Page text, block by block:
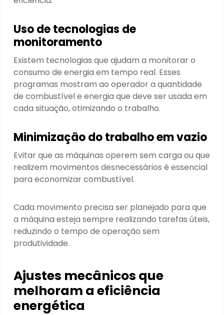
Uso de tecnologias de
monitoramento
Existem tecnologias que ajudam a monitorar o
consumo de energia em tempo real. Esses
programas mostram ao operador a quantidade
de combustível e energia que deve ser usada em
cada situação, otimizando o trabalho.
Minimização do trabalho em vazio
Evitar que as máquinas operem sem carga ou que
realizem movimentos desnecessários é essencial
para economizar combustível.
Cada movimento precisa ser planejado para que
a máquina esteja sempre realizando tarefas úteis,
reduzindo o tempo de operação sem
produtividade.
Ajustes mecânicos que
melhoram a eficiência
energética